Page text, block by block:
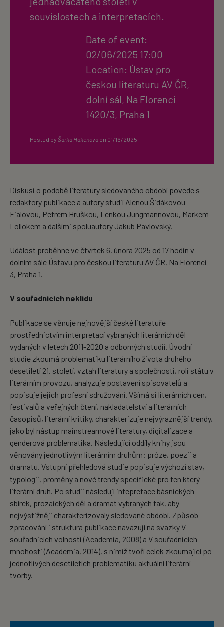
souvislostech a interpretacích.
Date of event:
02/06/2025 17:00
Location: Ústav pro
českou literaturu AV ČR,
dolní sál, Na Florenci
1420/3, Praha 1
Posted by Šárka Hakenová on 01/16/2025
Diskusi o podobě literatury sledovaného období povede s
redaktory publikace a autory studií Alenou Šidákovou
Fialovou, Petrem Hruškou, Lenkou Jungmannovou, Markem
Lollokem a dalšími spoluautory Jakub Pavlovský.
Událost proběhne ve čtvrtek 6. února 2025 od 17 hodin v
dolním sále Ústavu pro českou literaturu AV ČR, Na Florenci
3, Praha 1.
V souřadnicích neklidu
Publikace se věnuje nejnovější české literatuře
prostřednictvím interpretací vybraných literárních děl
vydaných v letech 2011-2020 a odborných studií. Úvodní
studie zkoumá problematiku literárního života druhého
desetiletí 21. století, vztah literatury a společnosti, roli státu v
literárním provozu, analyzuje postavení spisovatelů a
popisuje jejich profesní sdružování. Všímá si literárních cen,
festivalů a veřejných čtení, nakladatelství a literárních
časopisů, literární kritiky, charakterizuje nejvýraznější trendy,
jako byl nástup mainstreamové literatury, digitalizace a
genderová problematika. Následující oddíly knihy jsou
věnovány jednotlivým literárním druhům: próze, poezii a
dramatu. Vstupní přehledová studie popisuje výchozí stav,
typologii, proměny a nové trendy specifické pro ten který
literární druh. Po studii následují intepretace básnických
sbírek, prozaických děl a dramat vybraných tak, aby
nejvýstižněji charakterizovaly sledované období. Způsob
zpracování i struktura publikace navazují na svazky V
souřadnicích volnosti (Academia, 2008) a V souřadnicích
mnohosti (Academia, 2014), s nimiž tvoří celek zkoumající po
jednotlivých desetiletích problematiku aktuální literární
tvorby.